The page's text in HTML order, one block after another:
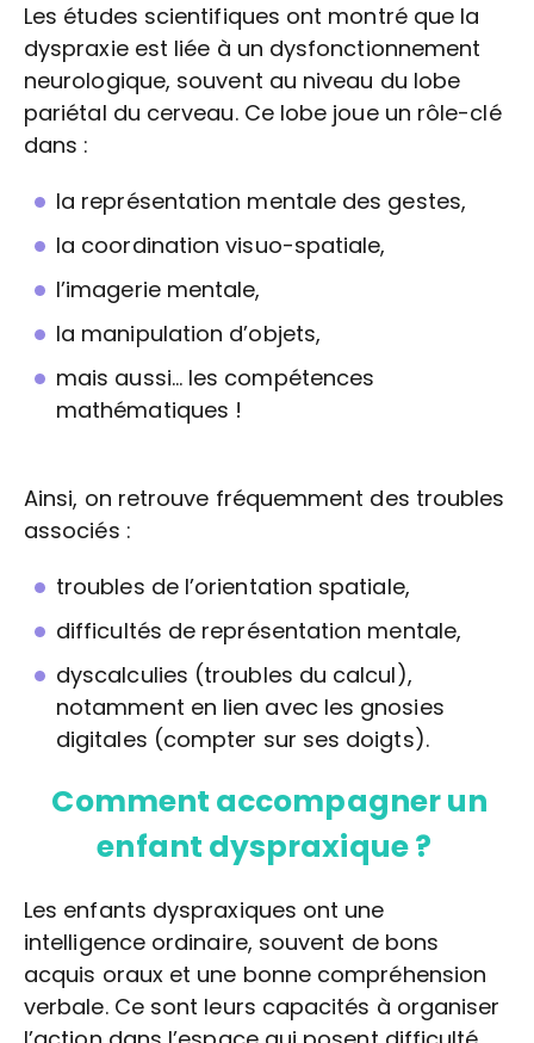
Les études scientifiques ont montré que la
dyspraxie est liée à un dysfonctionnement
neurologique, souvent au niveau du lobe
pariétal du cerveau. Ce lobe joue un rôle-clé
dans :
la représentation mentale des gestes,
la coordination visuo-spatiale,
l’imagerie mentale,
la manipulation d’objets,
mais aussi… les compétences
mathématiques !
Ainsi, on retrouve fréquemment des troubles
associés :
troubles de l’orientation spatiale,
difficultés de représentation mentale,
dyscalculies (troubles du calcul),
notamment en lien avec les gnosies
digitales (compter sur ses doigts).
Comment accompagner un
enfant dyspraxique ?
Les enfants dyspraxiques ont une
intelligence ordinaire, souvent de bons
acquis oraux et une bonne compréhension
verbale. Ce sont leurs capacités à organiser